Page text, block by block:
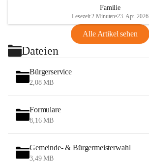
Familie
Lesezeit 2 Minuten•23. Apr. 2026
Alle Artikel sehen
Dateien
Bürgerservice
2,08 MB
Formulare
8,16 MB
Gemeinde- & Bürgermeisterwahl
3,49 MB